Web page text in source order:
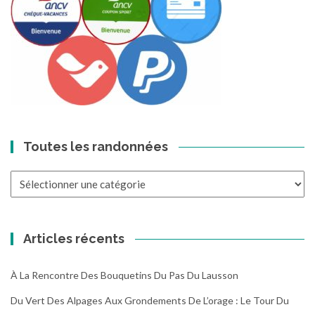
Toutes les randonnées
Articles récents
À La Rencontre Des Bouquetins Du Pas Du Lausson
Du Vert Des Alpages Aux Grondements De L’orage : Le Tour Du